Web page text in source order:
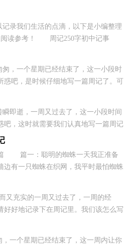
了。在写之前，要先考虑...
录我们生活的点滴，以下是小编整理
阅读参考！ 周记250字初中记事
还没有来接我时，看见同学们纷...
匆，一个星期已经结束了，这一小段时
吧，是时候仔细地写一篇周记了。可
是小编为大家整理的中学...
即逝，一周又过去了，这一小段时间
吧，这时就需要我们认真地写一篇周记
面是小编整理的开学周记...
篇 篇一：聪明的蜘蛛一天我正准备
边有一只蜘蛛在织网，我平时最怕蜘蛛
打消了这个想法，想要捉弄...
又充实的一周又过去了，一周的经
好好地记录下在周记里。我们该怎么写
的中秋周记10篇，仅供参考，...
一个星期已经结束了，这一周内让你